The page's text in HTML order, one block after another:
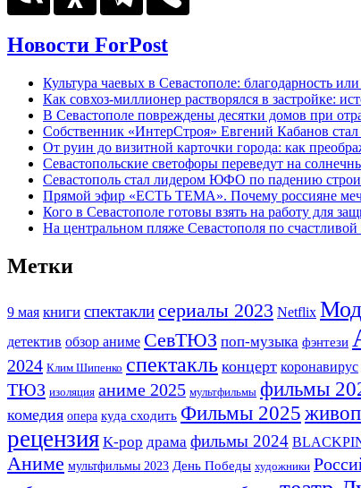
Новости ForPost
Культура чаевых в Севастополе: благодарность
Как совхоз-миллионер растворялся в застройке:
В Севастополе повреждены десятки домов при
Собственник «ИнтерСтроя» Евгений Кабанов
От руин до визитной карточки города: как
Севастопольские светофоры переведут на
Севастополь стал лидером ЮФО по падению
Прямой эфир «ЕСТЬ ТЕМА». Почему россияне
Кого в Севастополе готовы взять на работу для
На центральном пляже Севастополя по
Метки
9 мая книги спектаклисериалы 2023 Netflix
детектив обзор аниме СевТЮЗ поп-музыка фэнтези
2024 Клим Шипенко спектакль концерт коронавирус
ТЮЗ изоляция аниме 2025 мультфильмы фильмы
комедия опера куда сходить Фильмы 2025
рецензия K-pop драма фильмы 2024
Аниме мультфильмы 2023 День Победы художники